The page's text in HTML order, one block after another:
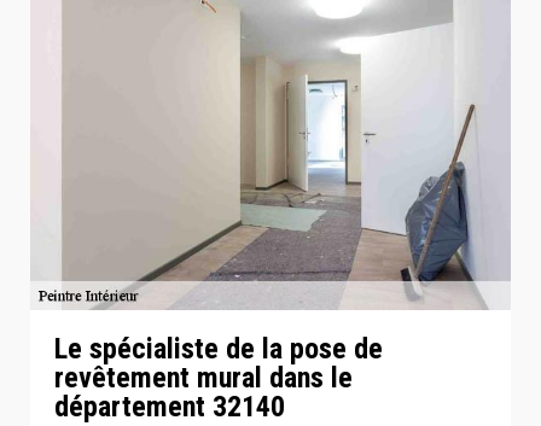
Le spécialiste de la pose de
revêtement mural dans le
département 32140